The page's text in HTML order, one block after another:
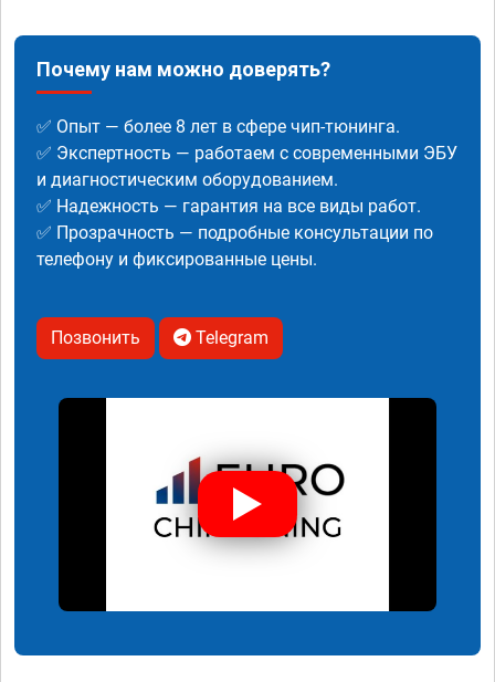
Почему нам можно доверять?
✅ Опыт — более 8 лет в сфере чип-тюнинга.
✅ Экспертность — работаем с современными ЭБУ
и диагностическим оборудованием.
✅ Надежность — гарантия на все виды работ.
✅ Прозрачность — подробные консультации по
телефону и фиксированные цены.
Позвонить Telegram